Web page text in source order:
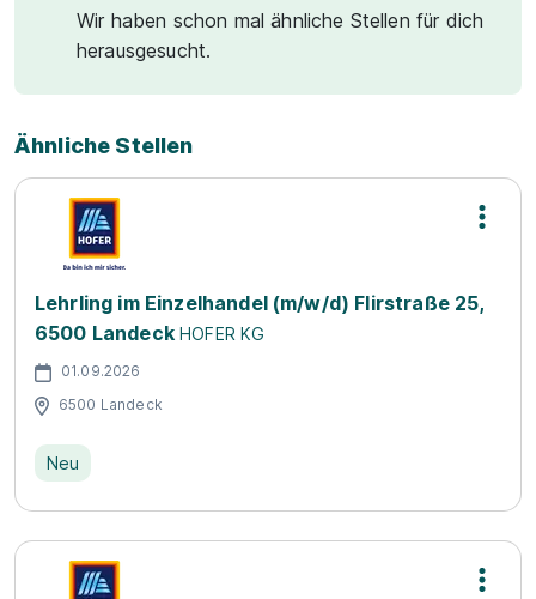
Wir haben schon mal ähnliche Stellen für dich
herausgesucht.
Ähnliche Stellen
Lehrling im Einzelhandel (m/w/d) Flirstraße 25,
6500 Landeck HOFER KG
01.09.2026
6500 Landeck
Neu